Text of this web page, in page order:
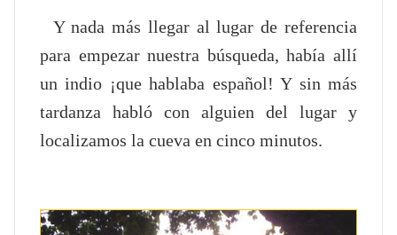
Y nada más llegar al lugar de referencia
para empezar nuestra búsqueda, había allí
un indio ¡que hablaba español! Y sin más
tardanza habló con alguien del lugar y
localizamos la cueva en cinco minutos.